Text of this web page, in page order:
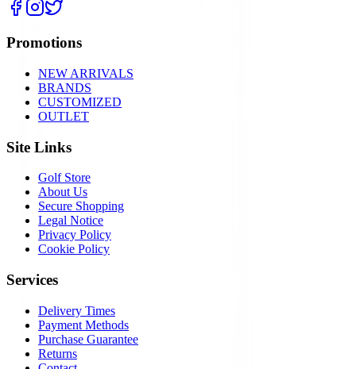
Promotions
NEW ARRIVALS
BRANDS
CUSTOMIZED
OUTLET
Site Links
Golf Store
About Us
Secure Shopping
Legal Notice
Privacy Policy
Cookie Policy
Services
Delivery Times
Payment Methods
Purchase Guarantee
Returns